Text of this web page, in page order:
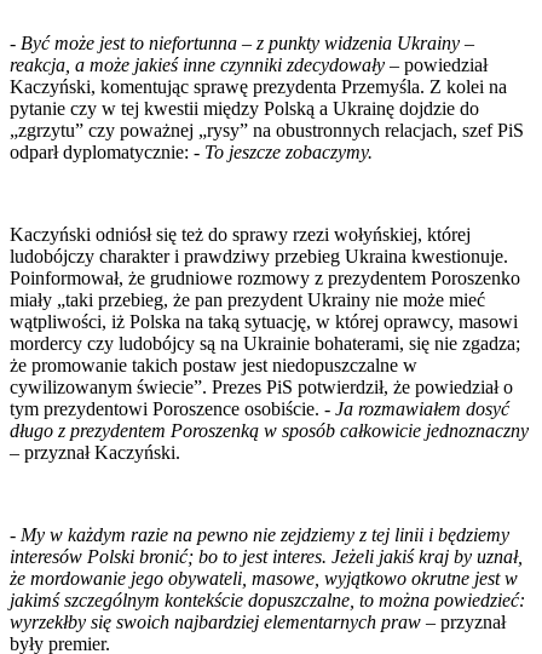
- Być może jest to niefortunna – z punkty widzenia Ukrainy –
reakcja, a może jakieś inne czynniki zdecydowały – powiedział
Kaczyński, komentując sprawę prezydenta Przemyśla. Z kolei na
pytanie czy w tej kwestii między Polską a Ukrainę dojdzie do
„zgrzytu” czy poważnej „rysy” na obustronnych relacjach, szef PiS
odparł dyplomatycznie: - To jeszcze zobaczymy.
Kaczyński odniósł się też do sprawy rzezi wołyńskiej, której
ludobójczy charakter i prawdziwy przebieg Ukraina kwestionuje.
Poinformował, że grudniowe rozmowy z prezydentem Poroszenko
miały „taki przebieg, że pan prezydent Ukrainy nie może mieć
wątpliwości, iż Polska na taką sytuację, w której oprawcy, masowi
mordercy czy ludobójcy są na Ukrainie bohaterami, się nie zgadza;
że promowanie takich postaw jest niedopuszczalne w
cywilizowanym świecie”. Prezes PiS potwierdził, że powiedział o
tym prezydentowi Poroszence osobiście. - Ja rozmawiałem dosyć
długo z prezydentem Poroszenką w sposób całkowicie jednoznaczny
– przyznał Kaczyński.
- My w każdym razie na pewno nie zejdziemy z tej linii i będziemy
interesów Polski bronić; bo to jest interes. Jeżeli jakiś kraj by uznał,
że mordowanie jego obywateli, masowe, wyjątkowo okrutne jest w
jakimś szczególnym kontekście dopuszczalne, to można powiedzieć:
wyrzekłby się swoich najbardziej elementarnych praw – przyznał
były premier.